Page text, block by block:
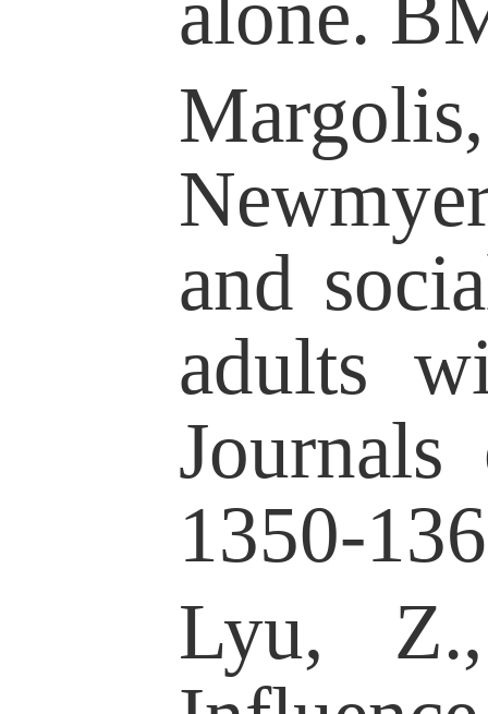
Lyu, Z.,
Influence
toward
in
Survey.
Health, 1-23.
教师简介